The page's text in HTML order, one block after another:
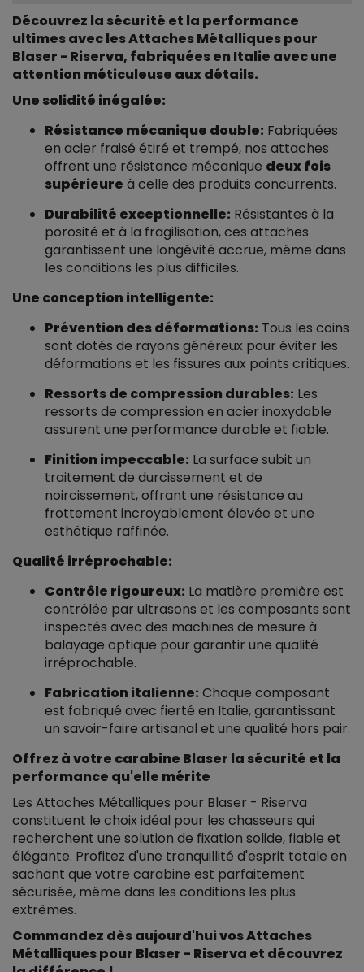
Découvrez la sécurité et la performance
ultimes avec les Attaches Métalliques pour
Blaser - Riserva, fabriquées en Italie avec une
attention méticuleuse aux détails.
Une solidité inégalée:
Résistance mécanique double: Fabriquées
en acier fraisé étiré et trempé, nos attaches
offrent une résistance mécanique deux fois
supérieure à celle des produits concurrents.
Durabilité exceptionnelle: Résistantes à la
porosité et à la fragilisation, ces attaches
garantissent une longévité accrue, même dans
les conditions les plus difficiles.
Une conception intelligente:
Prévention des déformations: Tous les coins
sont dotés de rayons généreux pour éviter les
déformations et les fissures aux points critiques.
Ressorts de compression durables: Les
ressorts de compression en acier inoxydable
assurent une performance durable et fiable.
Finition impeccable: La surface subit un
traitement de durcissement et de
noircissement, offrant une résistance au
frottement incroyablement élevée et une
esthétique raffinée.
Qualité irréprochable:
Contrôle rigoureux: La matière première est
contrôlée par ultrasons et les composants sont
inspectés avec des machines de mesure à
balayage optique pour garantir une qualité
irréprochable.
Fabrication italienne: Chaque composant
est fabriqué avec fierté en Italie, garantissant
un savoir-faire artisanal et une qualité hors pair.
Offrez à votre carabine Blaser la sécurité et la
performance qu'elle mérite
Les Attaches Métalliques pour Blaser - Riserva
constituent le choix idéal pour les chasseurs qui
recherchent une solution de fixation solide, fiable et
élégante. Profitez d'une tranquillité d'esprit totale en
sachant que votre carabine est parfaitement
sécurisée, même dans les conditions les plus
extrêmes.
Commandez dès aujourd'hui vos Attaches
Métalliques pour Blaser - Riserva et découvrez